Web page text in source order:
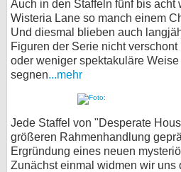
Auch in den Staffeln fünf bis acht
Wisteria Lane so manch einem
Und diesmal blieben auch
Figuren der Serie nicht
oder weniger spektakuläre
segnen...mehr
Jede Staffel von "Desperate
größeren Rahmenhandlung
Ergründung eines neuen
Zunächst einmal widmen wir uns